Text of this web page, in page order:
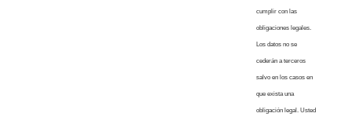
cumplir con las
obligaciones legales.
Los datos no se
cederán a terceros
salvo en los casos en
que exista una
obligación legal. Usted